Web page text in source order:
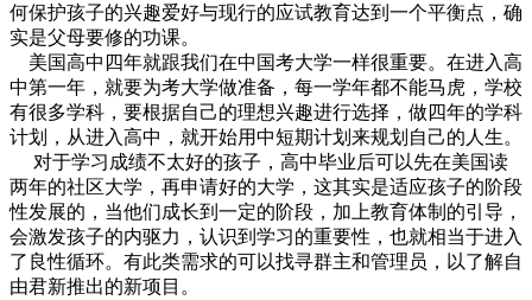
何保护孩子的兴趣爱好与现行的应试教育达到一个平衡点，确
实是父母要修的功课。
美国高中四年就跟我们在中国考大学一样很重要。在进入高
中第一年，就要为考大学做准备，每一学年都不能马虎，学校
有很多学科，要根据自己的理想兴趣进行选择，做四年的学科
计划，从进入高中，就开始用中短期计划来规划自己的人生。
对于学习成绩不太好的孩子，高中毕业后可以先在美国读
两年的社区大学，再申请好的大学，这其实是适应孩子的阶段
性发展的，当他们成长到一定的阶段，加上教育体制的引导，
会激发孩子的内驱力，认识到学习的重要性，也就相当于进入
了良性循环。有此类需求的可以找寻群主和管理员，以了解自
由君新推出的新项目。